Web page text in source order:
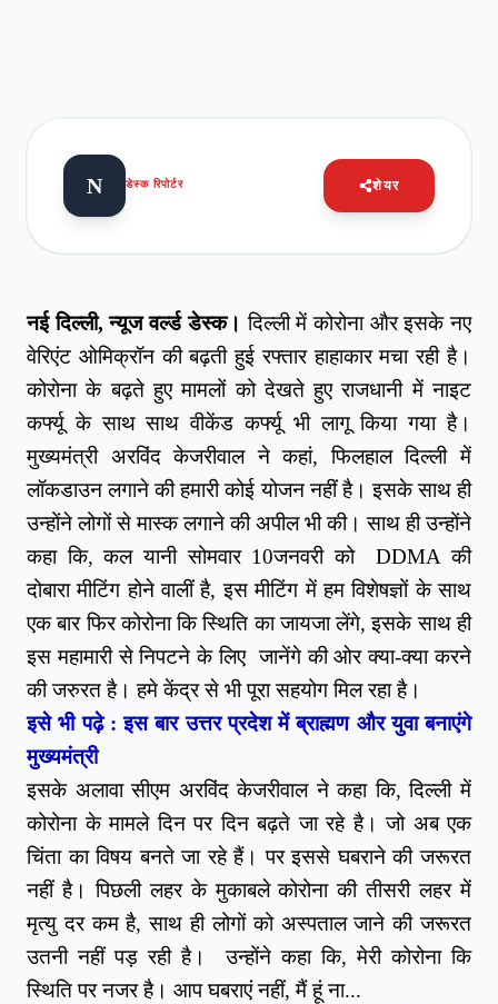
N डेस्क रिपोर्टर शेयर
नई दिल्‍ली, न्यूज वर्ल्ड डेस्क।दिल्‍ली में कोरोना और इसके नए
वेरिएंट ओमिक्रॉन की बढ़ती हुई रफ्तार हाहाकार मचा रही है।
कोरोना के बढ़ते हुए मामलों को देखते हुए राजधानी में नाइट
कर्फ्यू के साथ साथ वीकेंड कर्फ्यू भी लागू किया गया है।
मुख्यमंत्री अरविंद केजरीवाल ने कहां, फिलहाल दिल्ली में
लॉकडाउन लगाने की हमारी कोई योजन नहीं है। इसके साथ ही
उन्‍होंने लोगों से मास्‍क लगाने की अपील भी की। साथ ही उन्होंने
कहा कि, कल यानी सोमवार 10जनवरी को DDMA की
दोबारा मीटिंग होने वालीं है, इस मीटिंग में हम विशेषज्ञों के साथ
एक बार फिर कोरोना कि स्थिति का जायजा लेंगे, इसके साथ ही
इस महामारी से निपटने के लिए जानेंगे की ओर क्या-क्या करने
की जरुरत है। हमे केंद्र से भी पूरा सहयोग मिल रहा है।
इसे भी पढ़े :इस बार उत्तर प्रदेश में ब्राह्मण और युवा बनाएंगे
मुख्यमंत्री
इसके अलावा सीएम अरविंद केजरीवाल ने कहा कि, दिल्ली में
कोरोना के मामले दिन पर दिन बढ़ते जा रहे है। जो अब एक
चिंता का विषय बनते जा रहे हैं। पर इससे घबराने की जरूरत
नहीं है। पिछली लहर के मुकाबले कोरोना की तीसरी लहर में
मृत्यु दर कम है, साथ ही लोगों को अस्पताल जाने की जरूरत
उतनी नहीं पड़ रही है। उन्‍होंने कहा कि, मेरी कोरोना कि
स्थिति पर नजर है। आप घबराएं नहीं, मैं हूं ना...